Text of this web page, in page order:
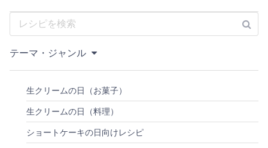
テーマ・ジャンル
生クリームの日（お菓子）
生クリームの日（料理）
ショートケーキの日向けレシピ